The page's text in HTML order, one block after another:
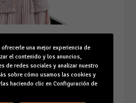
de Balears creció
el primer
2023 abriendo un
la fase de
una mejor experiencia de
el contenido y los anuncios,
de redes sociales y analizar nuestro
sobre cómo usamos las cookies y
haciendo clic en Configuración de